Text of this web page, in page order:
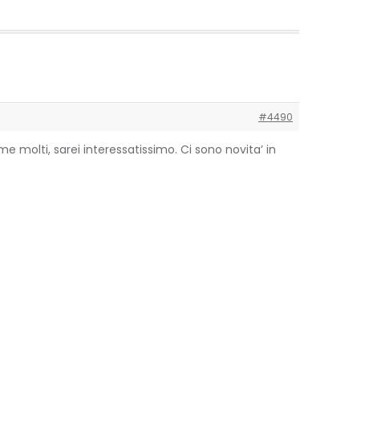
#4490
molti, sarei interessatissimo. Ci sono novita’ in